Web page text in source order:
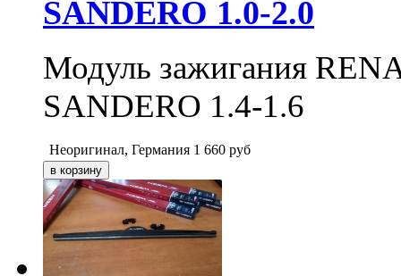
SANDERO 1.0-2.0
Модуль зажигания
SANDERO 1.4-1.6
Неоригинал, Германия 1 660 руб